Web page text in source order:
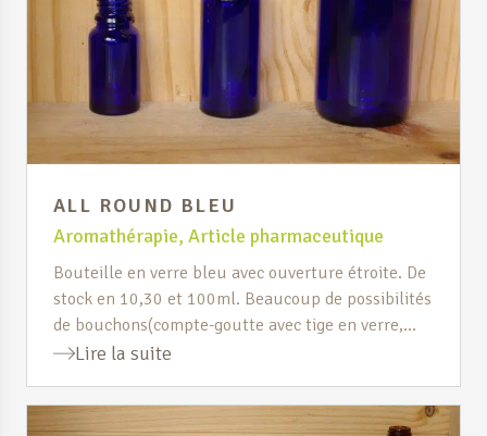
ALL ROUND BLEU
Aromathérapie, Article pharmaceutique
Bouteille en verre bleu avec ouverture étroite. De
stock en 10,30 et 100ml. Beaucoup de possibilités
de bouchons(compte-goutte avec tige en verre,
compte-goutte homéopathique, vaporisateur,
vaporisateur buccal ou bouchon simple).
Lire la suite